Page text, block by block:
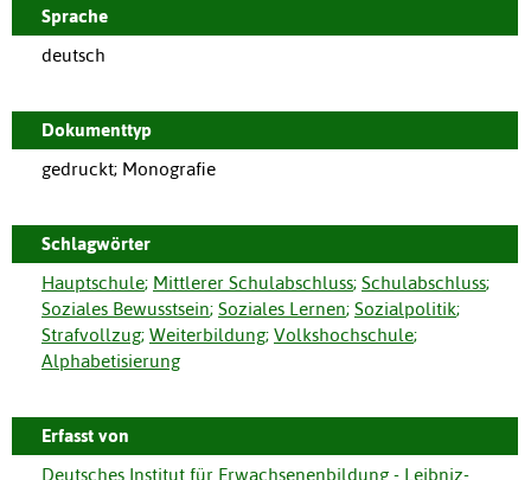
Sprache
deutsch
Dokumenttyp
gedruckt; Monografie
Schlagwörter
Hauptschule; Mittlerer Schulabschluss; Schulabschluss;
Soziales Bewusstsein; Soziales Lernen; Sozialpolitik;
Strafvollzug; Weiterbildung; Volkshochschule;
Alphabetisierung
Erfasst von
Deutsches Institut für Erwachsenenbildung - Leibniz-